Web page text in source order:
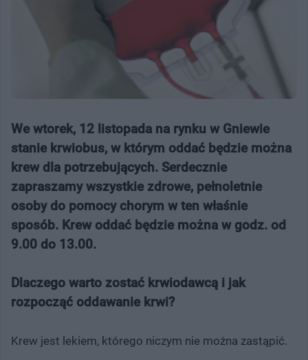
We wtorek, 12 listopada na rynku w Gniewie
stanie krwiobus, w którym oddać będzie można
krew dla potrzebujących. Serdecznie
zapraszamy wszystkie zdrowe, pełnoletnie
osoby do pomocy chorym w ten właśnie
sposób. Krew oddać będzie można w godz. od
9.00 do 13.00.
Dlaczego warto zostać krwiodawcą i jak
rozpocząć oddawanie krwi?
Krew jest lekiem, którego niczym nie można zastąpić.